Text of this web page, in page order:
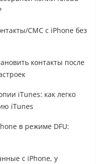
СМС с iPhone без
контакты после
iTunes: как легко
iTunes
в режиме DFU:
с iPhone, у